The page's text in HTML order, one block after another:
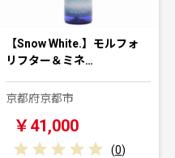
【Snow White.】モルフォ
リフター＆ミネ…
京都府京都市
￥41,000
(0)